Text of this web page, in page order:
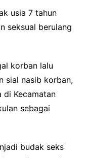
usia 7 tahun
seksual berulang
korban lalu
sial nasib korban,
di Kecamatan
sebagai
budak seks